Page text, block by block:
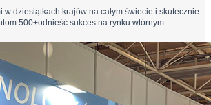
w dziesiątkach krajów na całym świecie i skutecznie
500+odnieść sukces na rynku wtórnym.